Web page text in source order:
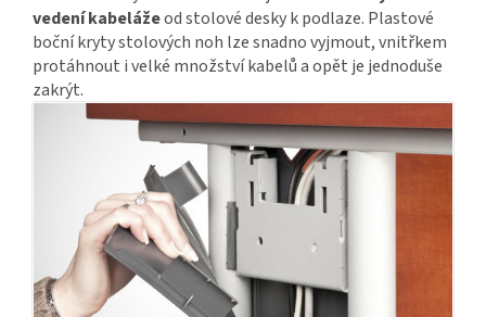
vedení kabelážeod stolové desky k podlaze. Plastové
boční kryty stolových noh lze snadno vyjmout, vnitřkem
protáhnout i velké množství kabelů a opět je jednoduše
zakrýt.